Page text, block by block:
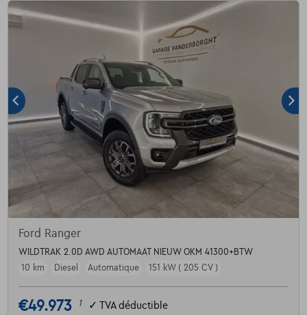
Ford Ranger
WILDTRAK 2.0D AWD AUTOMAAT NIEUW OKM 41300+BTW
10 km
Diesel Automatique 151 kW ( 205 CV )
€49.973 1 ✓ TVA déductible